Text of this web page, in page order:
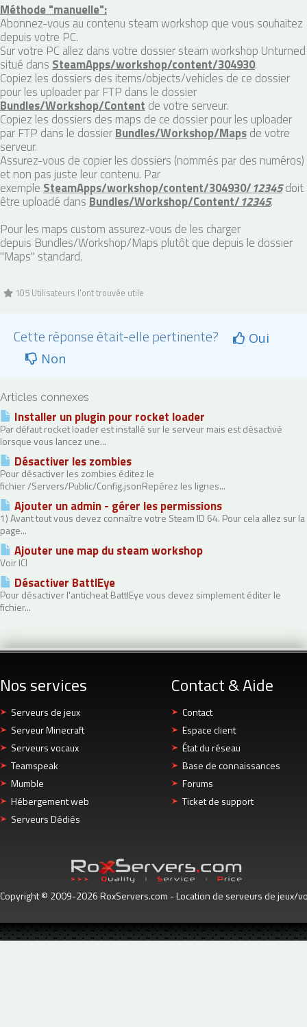
Méthode "manuelle":
Abonnez-vous au contenu steam workshop que vous souhaitez
depuis votre PC.
Sur votre PC allez dans votre dossier steam workshop Unturned
situé dansSteamApps/workshop/content/304930.
Copiez les dossiers des items/objects/vehicles de ce dossier
pour les uploader par FTP dans le dossier
Bundles/Workshop/Contentde votre serveur.
Copiez les dossiers des maps de ce dossier pour les uploader
par FTP dans le dossierBundles/Workshop/Mapsde votre
serveur.
Assurez-vous de copier les dossiers (nommés par des numéros)
et non pas juste leur contenu. Par
exempleSteamApps/workshop/content/304930/12345doit
être uploadé dansBundles/Workshop/Content/12345.
Pour les maps custom assurez-vous de les charger
depuis Bundles/Workshop/Maps plutôt que depuis le dossier
"Maps" standard.
105 Utilisateurs l'ont trouvée utile
Cette réponse était-elle pertinente?
Oui
Non
Articles connexes
Installer un plugin pour rocket loader
Par défaut rocket loader est installé sur le serveur mais est désactivé
lorsque vous lancez une...
Désactiver les zombies
Pour désactiver les zombies éditez le
fichier /Servers/Public/Config.jsonRepérez les lignes...
Ajouter un admin - gérer les permissions
1) Avant tout vous devez connaître votre Steam ID 64. Pour cela allez sur la
page...
Ajouter une map du steam workshop
Voir ICI
Désactiver BattlEye
Pour désactiver l'anticheat BattlEye vous devez simplement éditer le
fichier...
Nos services
Serveurs de jeux
Serveur Minecraft
Serveurs vocaux
Teamspeak
Mumble
Hébergement web
Serveurs Dédiés
Contact & Aide
Contact
Espace client
État du réseau
Base de connaissances
Forums
Ticket de support
Copyright © 2009-2026 RoxServers.com - Location de serveurs de jeux/